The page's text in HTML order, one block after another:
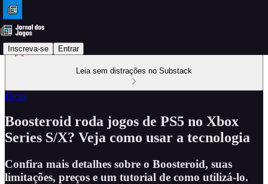
Inscreva-se Entrar
Leia sem distrações no Substack
Dicas
Boosteroid roda jogos de PS5 no Xbox
Series S/X? Veja como usar a tecnologia
Confira mais detalhes sobre o Boosteroid, suas
limitações, preços e um tutorial de como utilizá-lo.